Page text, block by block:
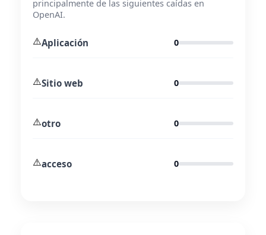
principalmente de las siguientes caídas en
OpenAI.
⚠️Aplicación 0
⚠️Sitio web 0
⚠️otro 0
⚠️acceso 0